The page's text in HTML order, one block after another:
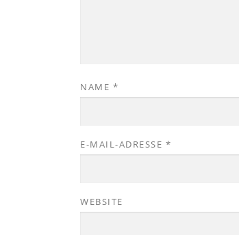
NAME *
E-MAIL-ADRESSE *
WEBSITE